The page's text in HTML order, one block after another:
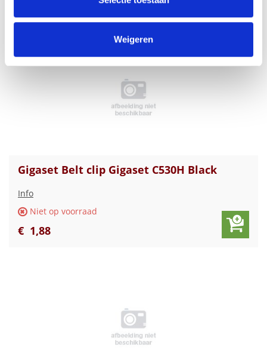
informatie die u aan ze heeft verstrekt of die ze hebben
Weigeren
Gigaset Belt clip Gigaset C530H Black
Info
Niet op voorraad
€ 1,88